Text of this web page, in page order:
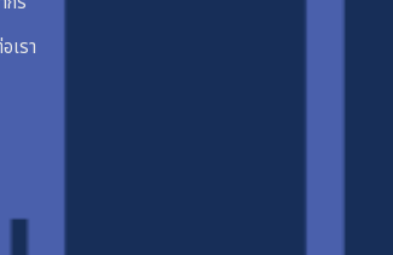
เรา